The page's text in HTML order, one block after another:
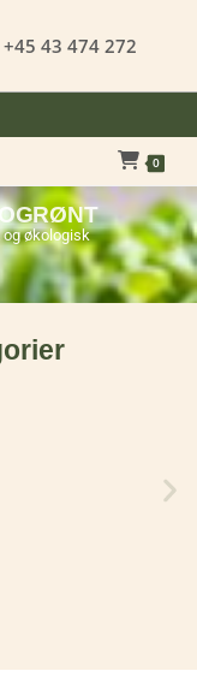
+45 43 474 272
0
økologisk